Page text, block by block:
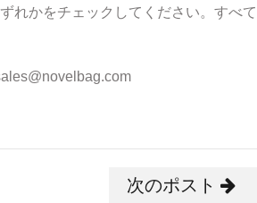
れかをチェックしてください。すべて
次のポスト